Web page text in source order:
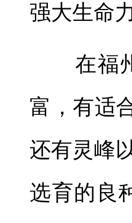
强大生命
在福州
富，有适
还有灵峰
选育的良